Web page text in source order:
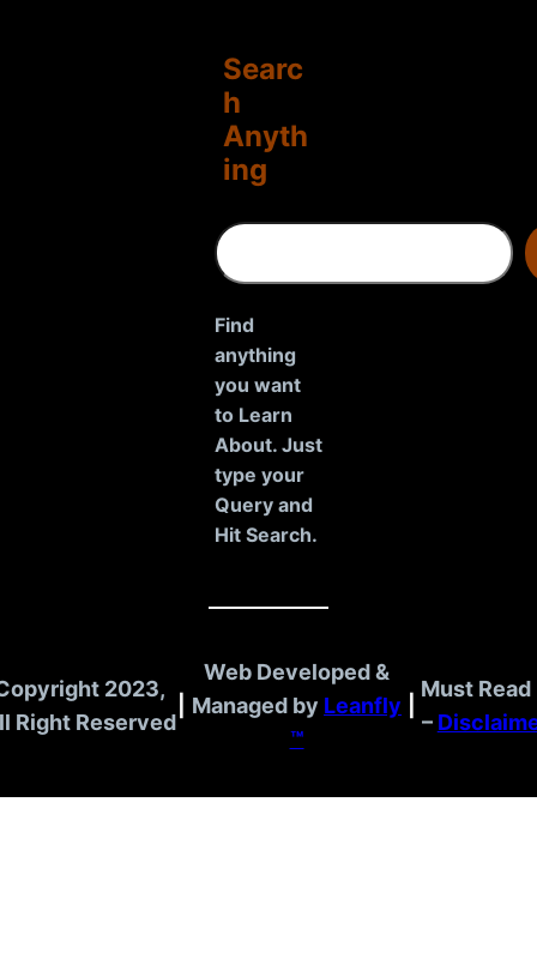
Searc
h
Anyth
ing
S
e
r
c
h
Find
anything
you want
to Learn
About. Just
type your
Query and
Hit Search.
2023,
Right Reserved
Web Developed &
Managed by Leanfly
™
Must Read
–